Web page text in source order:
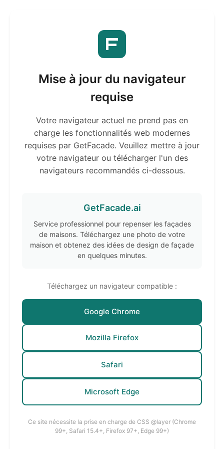
Mise à jour du navigateur
requise
Votre navigateur actuel ne prend pas en
charge les fonctionnalités web modernes
requises par GetFacade. Veuillez mettre à jour
votre navigateur ou télécharger l'un des
navigateurs recommandés ci-dessous.
GetFacade.ai
Service professionnel pour repenser les façades
de maisons. Téléchargez une photo de votre
maison et obtenez des idées de design de façade
en quelques minutes.
Téléchargez un navigateur compatible :
Google Chrome
Mozilla Firefox
Safari
Microsoft Edge
Ce site nécessite la prise en charge de CSS @layer (Chrome
99+, Safari 15.4+, Firefox 97+, Edge 99+)